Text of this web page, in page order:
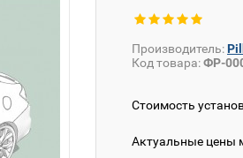
Производитель:
Код товара:ФР-
Стоимость
Актуальные цены